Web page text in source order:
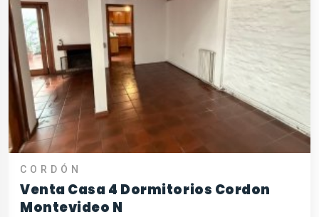
CORDÓN
Venta Casa 4 Dormitorios Cordon
Montevideo N